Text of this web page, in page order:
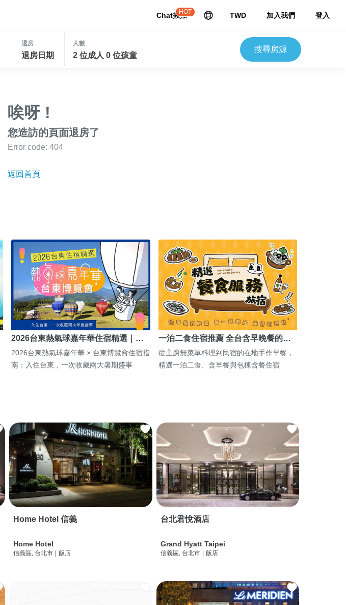
Chat揪揪
HOT TWD 加入我們 登入
退房
退房日期
人數
2 位成人 0 位孩童
搜尋房源
唉呀 !
您造訪的頁面退房了
Error code: 404
返回首頁
2026台東熱氣球嘉年華住宿精選｜…
2026台東熱氣球嘉年華 × 台東博覽會住宿指
南：入住台東，一次收藏兩大暑期盛事
一泊二食住宿推薦 全台含早晚餐的…
從主廚無菜單料理到民宿的在地手作早餐，
精選一泊二食、含早餐與包棟含餐住宿
Home Hotel 信義
Home Hotel
信義區, 台北市 飯店
台北君悅酒店
Grand Hyatt Taipei
信義區, 台北市 飯店